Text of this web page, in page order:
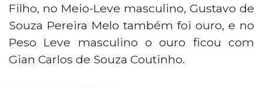
Filho, no Meio-Leve masculino, Gustavo de
Souza Pereira Melo também foi ouro, e no
Peso Leve masculino o ouro ficou com
Gian Carlos de Souza Coutinho.